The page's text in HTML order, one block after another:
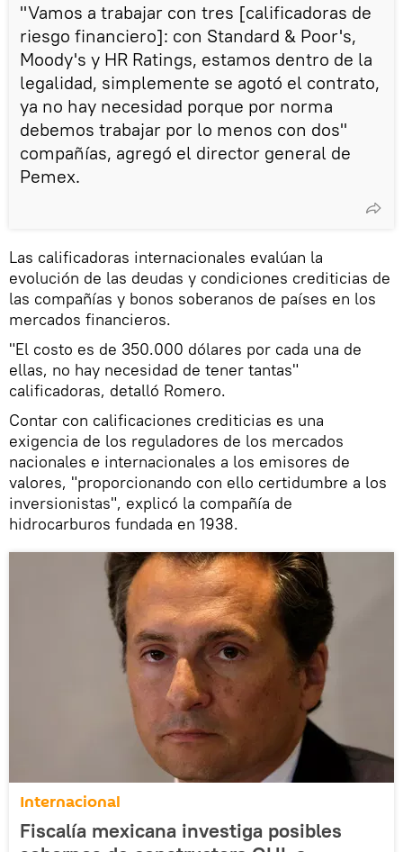
"Vamos a trabajar con tres [calificadoras de
riesgo financiero]: con Standard & Poor's,
Moody's y HR Ratings, estamos dentro de la
legalidad, simplemente se agotó el contrato,
ya no hay necesidad porque por norma
debemos trabajar por lo menos con dos"
compañías, agregó el director general de
Pemex.
Las calificadoras internacionales evalúan la
evolución de las deudas y condiciones crediticias de
las compañías y bonos soberanos de países en los
mercados financieros.
"El costo es de 350.000 dólares por cada una de
ellas, no hay necesidad de tener tantas"
calificadoras, detalló Romero.
Contar con calificaciones crediticias es una
exigencia de los reguladores de los mercados
nacionales e internacionales a los emisores de
valores, "proporcionando con ello certidumbre a los
inversionistas", explicó la compañía de
hidrocarburos fundada en 1938.
Internacional
Fiscalía mexicana investiga posibles